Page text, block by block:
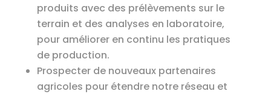
produits avec des prélèvements sur le
terrain et des analyses en laboratoire,
pour améliorer en continu les pratiques
de production.
Prospecter de nouveaux partenaires
agricoles pour étendre notre réseau et